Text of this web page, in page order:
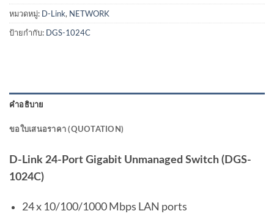
หมวดหมู่: D-Link, NETWORK
ป้ายกำกับ: DGS-1024C
คำอธิบาย
ขอใบเสนอราคา (QUOTATION)
D-Link 24-Port Gigabit Unmanaged Switch (DGS-
1024C)
24 x 10/100/1000 Mbps LAN ports